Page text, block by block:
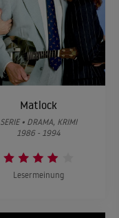
Matlock
SERIE • DRAMA, KRIMI
1986 - 1994
Lesermeinung